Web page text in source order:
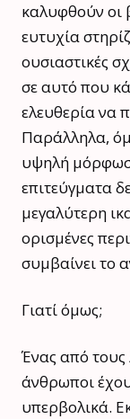
καλυφθούν οι
ευτυχία
ουσιαστικές
σε αυτό που
ελευθερία να
Παράλληλα,
υψηλή
επιτεύγματα
μεγαλύτερη
ορισμένες
συμβαίνει το
Γιατί όμως;
Ένας από τους
άνθρωποι
υπερβολικά.